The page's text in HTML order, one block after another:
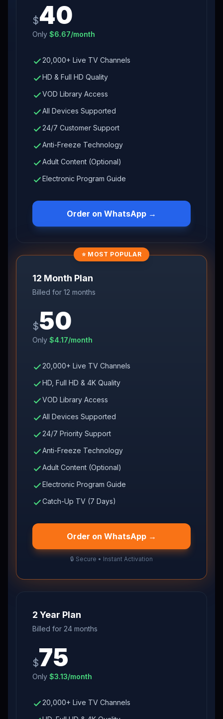
$40
Only $6.67/month
20,000+ Live TV Channels
HD & Full HD Quality
VOD Library Access
All Devices Supported
24/7 Customer Support
Anti-Freeze Technology
Adult Content (Optional)
Electronic Program Guide
Order on WhatsApp →
⭐ MOST POPULAR
12 Month Plan
Billed for 12 months
$50
Only $4.17/month
20,000+ Live TV Channels
HD, Full HD & 4K Quality
VOD Library Access
All Devices Supported
24/7 Priority Support
Anti-Freeze Technology
Adult Content (Optional)
Electronic Program Guide
Catch-Up TV (7 Days)
Order on WhatsApp →
🔒 Secure • Instant Activation
2 Year Plan
Billed for 24 months
$75
Only $3.13/month
20,000+ Live TV Channels